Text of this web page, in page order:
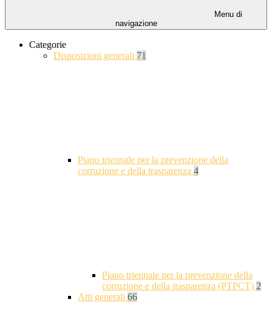
Menu di
navigazione
Categorie
Disposizioni generali 71
Piano triennale per la prevenzione della
corruzione e della trasparenza 4
Piano triennale per la prevenzione della
corruzione e della trasparenza (PTPCT) 2
Atti generali 66